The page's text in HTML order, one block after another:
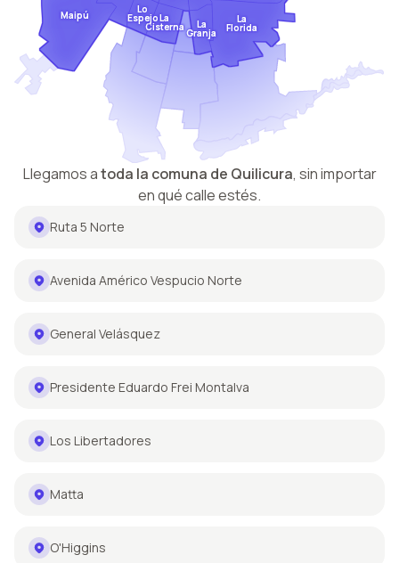
Maipú La
Cisterna
Lo
Espejo
La
Granja
La
Florida
Llegamos atoda la comuna de Quilicura, sin importar
en qué calle estés.
Ruta 5 Norte
Avenida Américo Vespucio Norte
General Velásquez
Presidente Eduardo Frei Montalva
Los Libertadores
Matta
O'Higgins